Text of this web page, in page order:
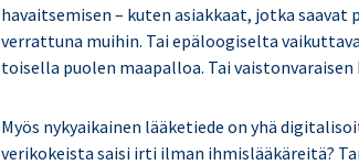
havaitsemisen – kuten asiakkaat, jotka saavat
verrattuna muihin. Tai epäloogiselta
toisella puolen maapalloa. Tai
Myös nykyaikainen lääketiede on yhä
verikokeista saisi irti ilman ihmislääkäreitä?